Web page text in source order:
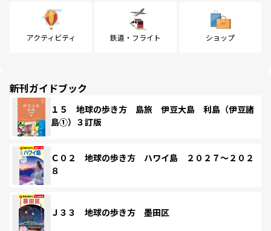
アクティビティ 鉄道・フライト ショップ
新刊ガイドブック
１５ 地球の歩き方 島旅 伊豆大島 利島（伊豆諸
島①）３訂版
Ｃ０２ 地球の歩き方 ハワイ島 ２０２７～２０２
８
Ｊ３３ 地球の歩き方 墨田区